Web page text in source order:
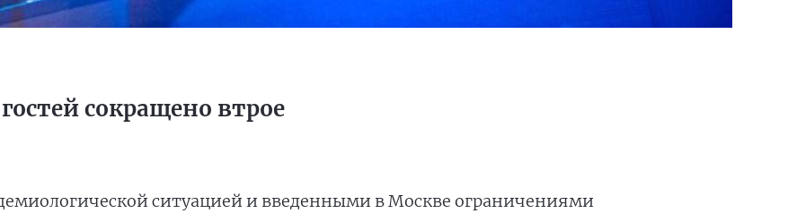
сокращено втрое
ситуацией и введенными в Москве ограничениями